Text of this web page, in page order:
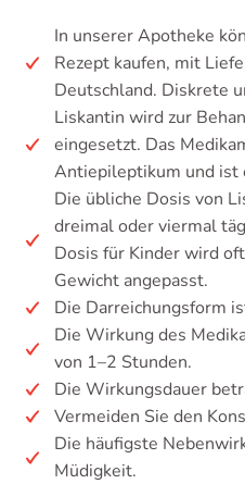
In unserer Apotheke
Rezept kaufen, mit
Deutschland. Diskrete
Liskantin wird zur
eingesetzt. Das
Antiepileptikum und ist
Die übliche Dosis von
dreimal oder viermal
Dosis für Kinder wird
Gewicht angepasst.
Die Darreichungsform
Die Wirkung des
von 1–2 Stunden.
Die Wirkungsdauer
Vermeiden Sie den
Die häufigste
Müdigkeit.